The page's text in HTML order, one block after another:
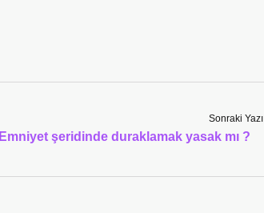
Sonraki Yazı
Emniyet şeridinde duraklamak yasak mı ?